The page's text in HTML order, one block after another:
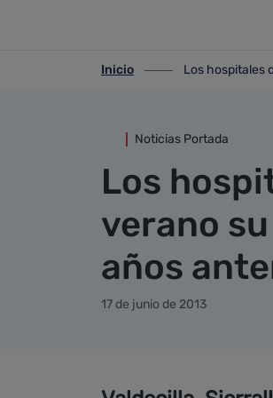
ir-a inicio
Inicio
ir-a Los hospitales
Los hospitales
Noticias Portada
Los
verano
años
17 de junio de 2013